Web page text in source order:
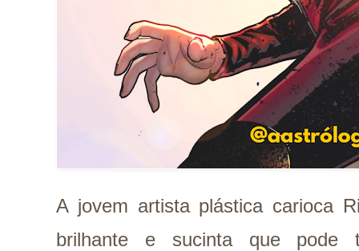
A jovem artista plástica carioca
brilhante e sucinta que pode